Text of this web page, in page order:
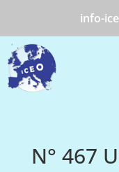
info-
N° 467